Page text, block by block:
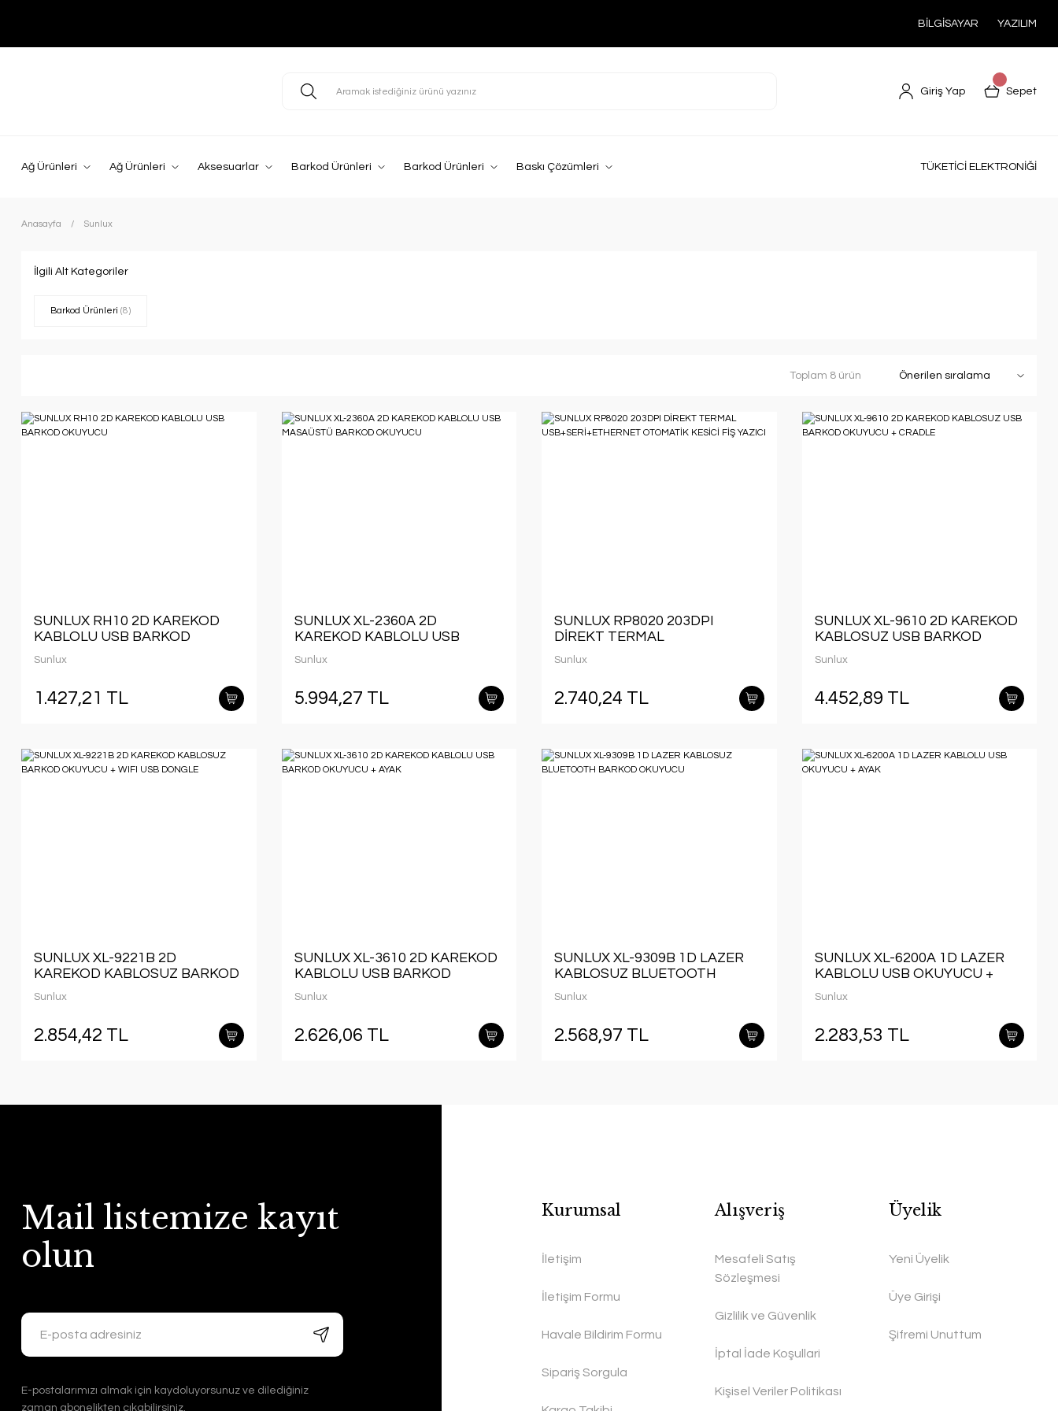
BİLGİSAYAR YAZILIM
Giriş Yap Sepet
Ağ Ürünleri Ağ Ürünleri Aksesuarlar Barkod Ürünleri Barkod Ürünleri Baskı Çözümleri TÜKETİCİ ELEKTRONİĞİ
Anasayfa Sunlux
İlgili Alt Kategoriler
Barkod Ürünleri (8)
Toplam 8 ürün
SUNLUX RH10 2D KAREKOD
KABLOLU USB BARKOD
OKUYUCU
Sunlux
1.427,21 TL
SUNLUX XL-2360A 2D
KAREKOD KABLOLU USB
MASAÜSTÜ BARKOD
OKUYUCU
Sunlux
5.994,27 TL
SUNLUX RP8020 203DPI
DİREKT TERMAL
USB+SERİ+ETHERNET
OTOMATİK KESİCİ FİŞ YAZICI
Sunlux
2.740,24 TL
SUNLUX XL-9610 2D KAREKOD
KABLOSUZ USB BARKOD
OKUYUCU + CRADLE
Sunlux
4.452,89 TL
SUNLUX XL-9221B 2D
KAREKOD KABLOSUZ BARKOD
OKUYUCU + WIFI USB DONGLE
Sunlux
2.854,42 TL
SUNLUX XL-3610 2D KAREKOD
KABLOLU USB BARKOD
OKUYUCU + AYAK
Sunlux
2.626,06 TL
SUNLUX XL-9309B 1D LAZER
KABLOSUZ BLUETOOTH
BARKOD OKUYUCU
Sunlux
2.568,97 TL
SUNLUX XL-6200A 1D LAZER
KABLOLU USB OKUYUCU +
AYAK
Sunlux
2.283,53 TL
Mail listemize kayıt
olun
E-postalarımızı almak için kaydoluyorsunuz ve dilediğiniz
zaman abonelikten çıkabilirsiniz.
Kurumsal
İletişim
İletişim Formu
Havale Bildirim Formu
Sipariş Sorgula
Alışveriş
Mesafeli Satış
Sözleşmesi
Gizlilik ve Güvenlik
İptal İade Koşullari
Kişisel Veriler Politikası
Üyelik
Yeni Üyelik
Üye Girişi
Şifremi Unuttum